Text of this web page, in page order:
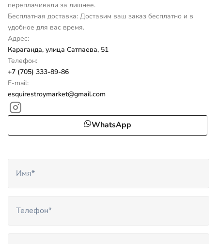
переплачивали за лишнее.
Бесплатная доставка: Доставим ваш заказ бесплатно и в
удобное для вас время.
Адрес:
Караганда, улица Сатпаева, 51
Телефон:
+7 (705) 333-89-86
E-mail:
esquirestroymarket@gmail.com
WhatsApp